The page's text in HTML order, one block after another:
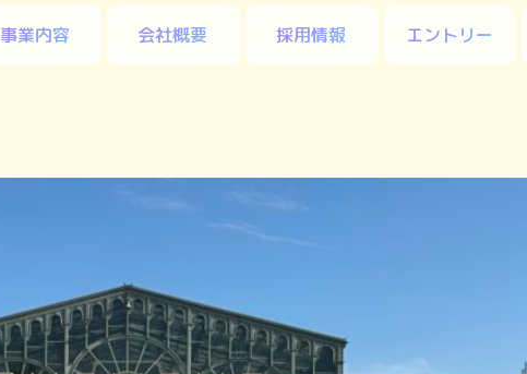
事業内容 会社概要 採用情報 エントリー